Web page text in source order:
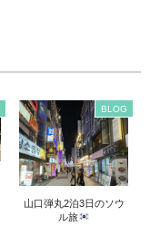
BLOG
山口弾丸2泊3日のソウ
ル旅